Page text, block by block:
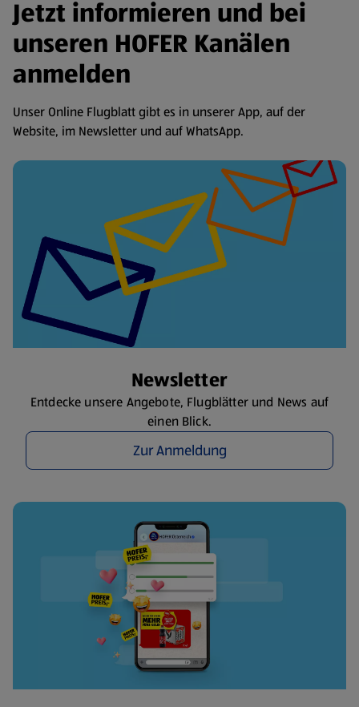
Jetzt informieren und bei
unseren HOFER Kanälen
anmelden
Unser Online Flugblatt gibt es in unserer App, auf der
Website, im Newsletter und auf WhatsApp.
Newsletter
Entdecke unsere Angebote, Flugblätter und News auf
einen Blick.
Zur Anmeldung